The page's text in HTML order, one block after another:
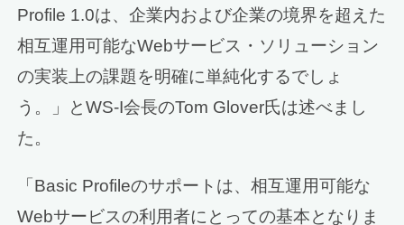
Profile 1.0は、企業内および企業の境界を超えた
相互運用可能なWebサービス・ソリューション
の実装上の課題を明確に単純化するでしょ
う。」とWS-I会長のTom Glover氏は述べまし
た。
「Basic Profileのサポートは、相互運用可能な
Webサービスの利用者にとっての基本となりま